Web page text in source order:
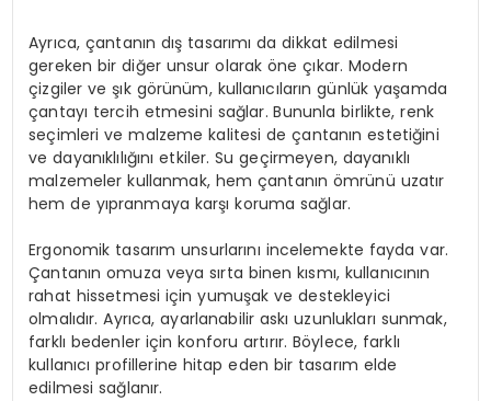
Ayrıca, çantanın dış tasarımı da dikkat edilmesi
gereken bir diğer unsur olarak öne çıkar. Modern
çizgiler ve şık görünüm, kullanıcıların günlük yaşamda
çantayı tercih etmesini sağlar. Bununla birlikte, renk
seçimleri ve malzeme kalitesi de çantanın estetiğini
ve dayanıklılığını etkiler. Su geçirmeyen, dayanıklı
malzemeler kullanmak, hem çantanın ömrünü uzatır
hem de yıpranmaya karşı koruma sağlar.
Ergonomik tasarım unsurlarını incelemekte fayda var.
Çantanın omuza veya sırta binen kısmı, kullanıcının
rahat hissetmesi için yumuşak ve destekleyici
olmalıdır. Ayrıca, ayarlanabilir askı uzunlukları sunmak,
farklı bedenler için konforu artırır. Böylece, farklı
kullanıcı profillerine hitap eden bir tasarım elde
edilmesi sağlanır.